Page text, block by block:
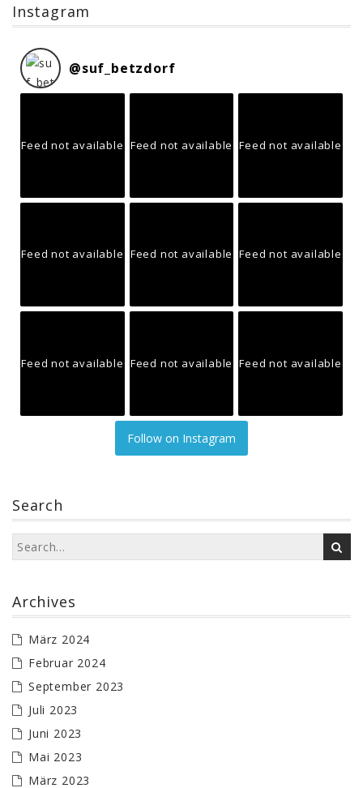
Instagram
@suf_betzdorf
Feed not available Feed not available Feed not available
Feed not available Feed not available Feed not available
Feed not available Feed not available Feed not available
Follow on Instagram
Search
Archives
März 2024
Februar 2024
September 2023
Juli 2023
Juni 2023
Mai 2023
März 2023